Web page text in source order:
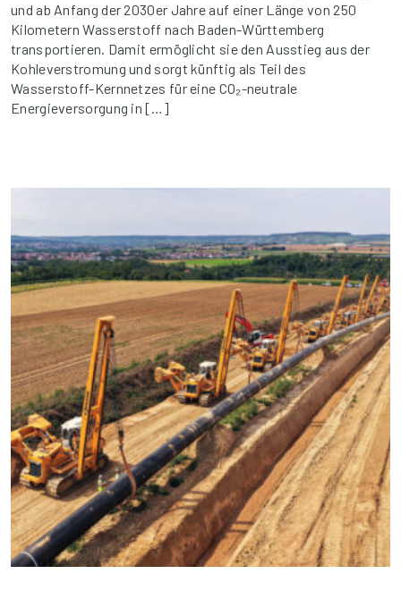
und ab Anfang der 2030er Jahre auf einer Länge von 250
Kilometern Wasserstoff nach Baden-Württemberg
transportieren. Damit ermöglicht sie den Ausstieg aus der
Kohleverstromung und sorgt künftig als Teil des
Wasserstoff-Kernnetzes für eine CO₂-neutrale
Energieversorgung in […]